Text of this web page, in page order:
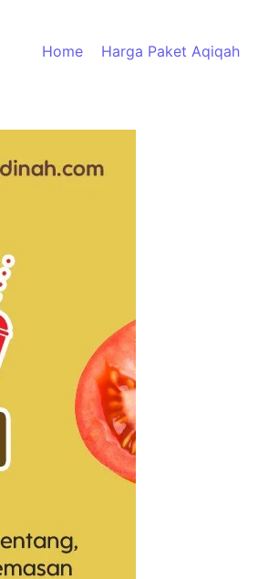
Home Harga Paket Aqiqah